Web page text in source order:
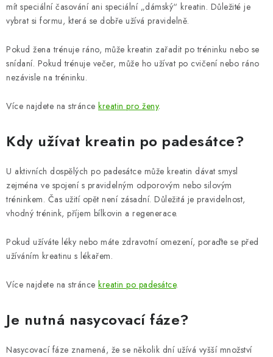
mít speciální časování ani speciální „dámský“ kreatin. Důležité je
vybrat si formu, která se dobře užívá pravidelně.
Pokud žena trénuje ráno, může kreatin zařadit po tréninku nebo se
snídaní. Pokud trénuje večer, může ho užívat po cvičení nebo ráno
nezávisle na tréninku.
Více najdete na stránce kreatin pro ženy.
Kdy užívat kreatin po padesátce?
U aktivních dospělých po padesátce může kreatin dávat smysl
zejména ve spojení s pravidelným odporovým nebo silovým
tréninkem. Čas užití opět není zásadní. Důležitá je pravidelnost,
vhodný trénink, příjem bílkovin a regenerace.
Pokud užíváte léky nebo máte zdravotní omezení, poraďte se před
užíváním kreatinu s lékařem.
Více najdete na stránce kreatin po padesátce.
Je nutná nasycovací fáze?
Nasycovací fáze znamená, že se několik dní užívá vyšší množství